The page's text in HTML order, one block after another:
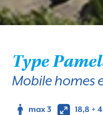
Type
Mobile homes
max 3 18,8 +